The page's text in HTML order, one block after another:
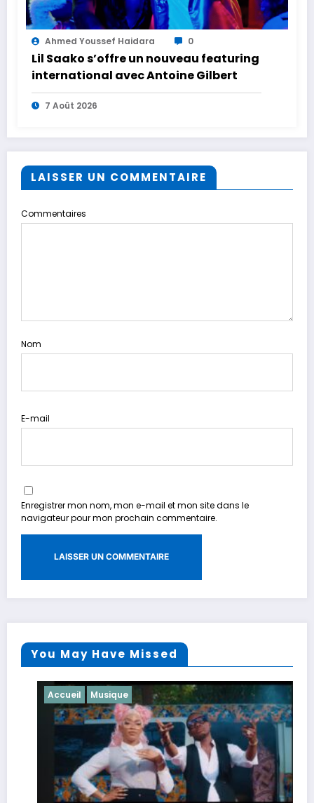
Ahmed Youssef Haidara 0
Lil Saako s’offre un nouveau featuring
international avec Antoine Gilbert
7 Août 2026
LAISSER UN COMMENTAIRE
Commentaires
Nom
E-mail
Enregistrer mon nom, mon e-mail et mon site dans le
navigateur pour mon prochain commentaire.
You May Have Missed
Culture